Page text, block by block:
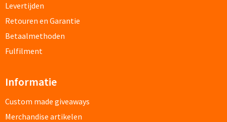
Custom made
Custom made notitieboekjes
Custom made memoblaadjes
Levertijden
Retouren en Garantie
Betaalmethoden
Fulfilment
Informatie
Custom made giveaways
Merchandise artikelen